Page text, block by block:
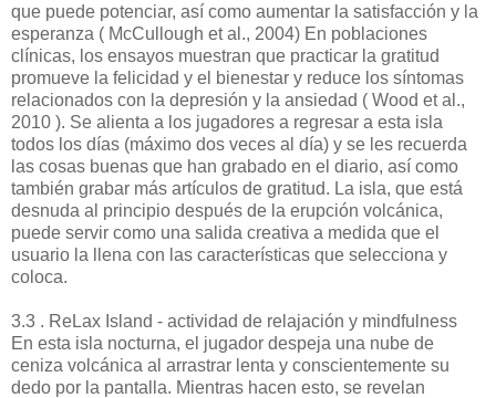
que puede potenciar, así como aumentar la satisfacción y la
esperanza ( McCullough et al., 2004) En poblaciones
clínicas, los ensayos muestran que practicar la gratitud
promueve la felicidad y el bienestar y reduce los síntomas
relacionados con la depresión y la ansiedad ( Wood et al.,
2010 ). Se alienta a los jugadores a regresar a esta isla
todos los días (máximo dos veces al día) y se les recuerda
las cosas buenas que han grabado en el diario, así como
también grabar más artículos de gratitud. La isla, que está
desnuda al principio después de la erupción volcánica,
puede servir como una salida creativa a medida que el
usuario la llena con las características que selecciona y
coloca.
3.3 . ReLax Island - actividad de relajación y mindfulness
En esta isla nocturna, el jugador despeja una nube de
ceniza volcánica al arrastrar lenta y conscientemente su
dedo por la pantalla. Mientras hacen esto, se revelan